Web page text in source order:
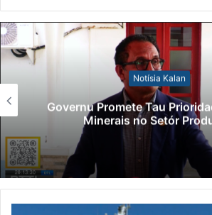
Notísia Kalan
Governu Promete Tau
Minerais no Setór